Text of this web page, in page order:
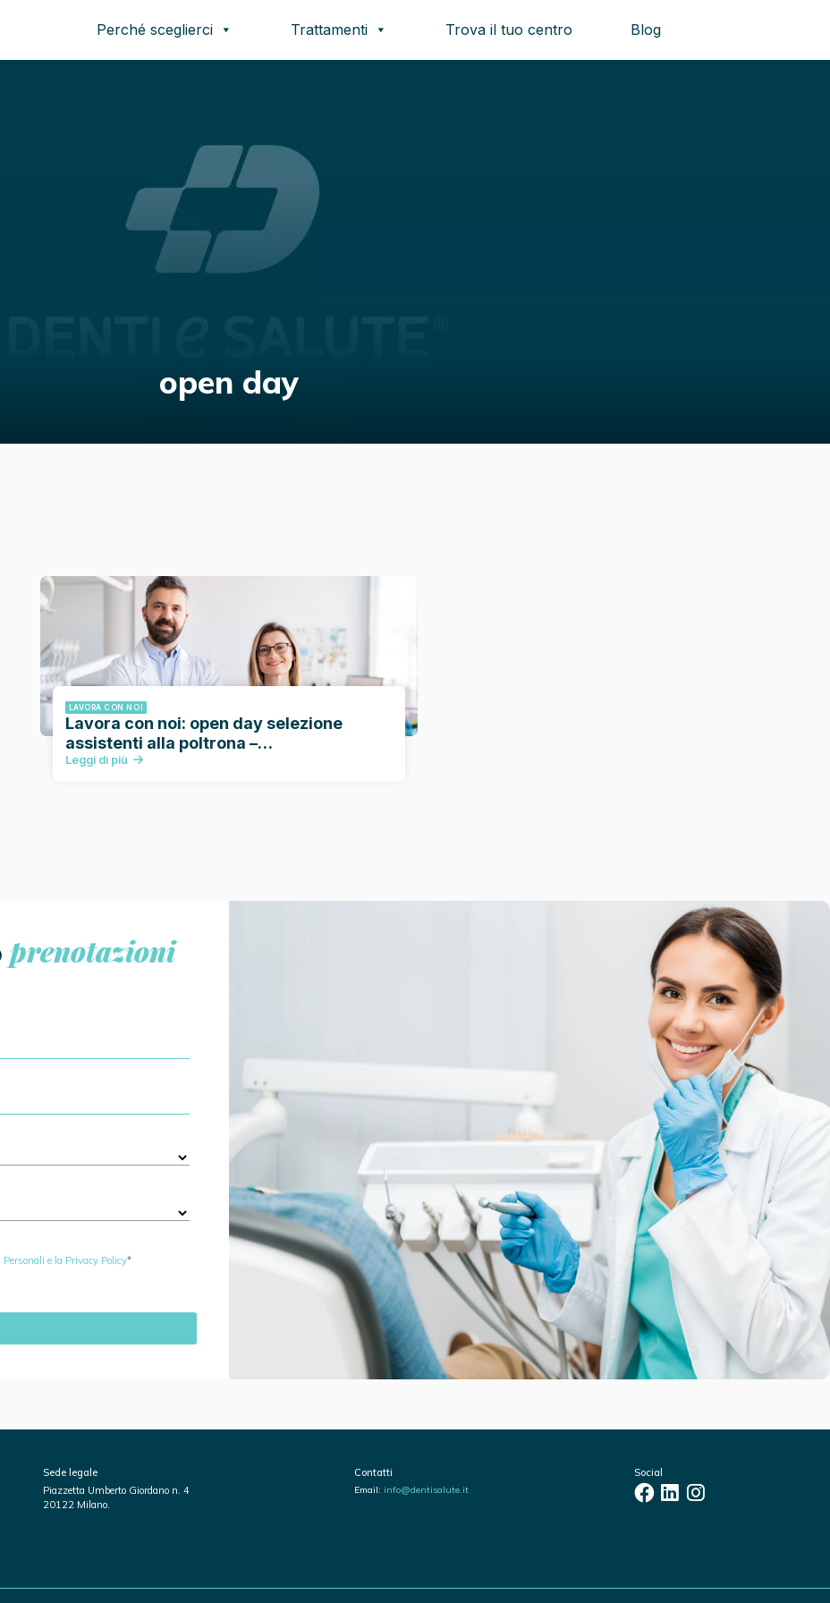
Perché sceglierci Trattamenti Trova il tuo centro Blog
open day
LAVORA CON NOI
Lavora con noi: open day selezione
assistenti alla poltrona –
Arese/Milano/Provincia di Varese
Leggi di più
prenotazioni
e la Privacy Policy
Sede legale
Piazzetta Umberto Giordano n. 4
20122 Milano.
Contatti
Email: info@dentisalute.it
Social